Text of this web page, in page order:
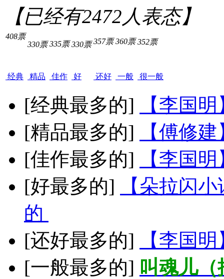
【已经有2472人表态】
408票
经典
330票
精品
335票
佳作
330票
好
357票
还好
360票
一般
352票
很一般
[经典最多的]
【李国
[精品最多的]
【傅修
[佳作最多的]
【李国
[好最多的]
【朵拉闪
的
[还好最多的]
【李国
[一般最多的] 叫魂儿